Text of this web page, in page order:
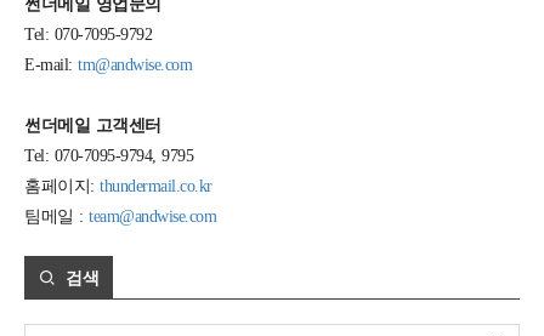
썬더메일 영업문의
Tel: 070-7095-9792
E-mail: tm@andwise.com
썬더메일 고객센터
Tel: 070-7095-9794, 9795
홈페이지: thundermail.co.kr
팀메일 : team@andwise.com
검색